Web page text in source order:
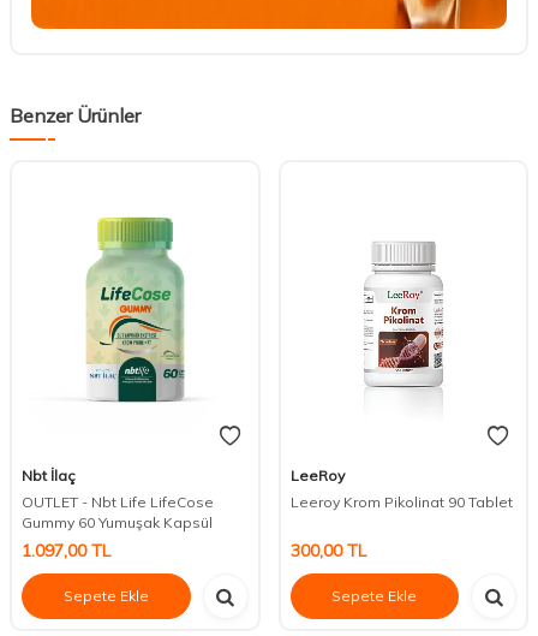
Benzer Ürünler
Nbt İlaç
OUTLET - Nbt Life LifeCose
Gummy 60 Yumuşak Kapsül
1.097,00TL
Sepete Ekle
LeeRoy
Leeroy Krom Pikolinat 90 Tablet
300,00TL
Sepete Ekle